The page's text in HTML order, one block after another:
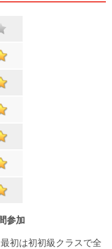
参加
初は初初級クラスで全